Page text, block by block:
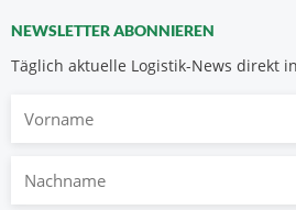
NEWSLETTER ABONNIEREN
Täglich aktuelle Logistik-News direkt
Nachname